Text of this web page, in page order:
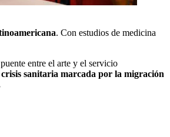
. Con estudios de medicina
entre el arte y el servicio
sanitaria marcada por la migración